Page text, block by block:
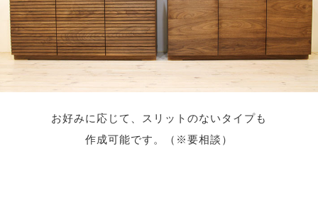
天板と前板には無垢材を使用しています。
お好みに応じて、スリットのないタイプも
作成可能です。（※要相談）